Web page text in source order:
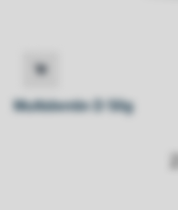
Multidentin D 50g